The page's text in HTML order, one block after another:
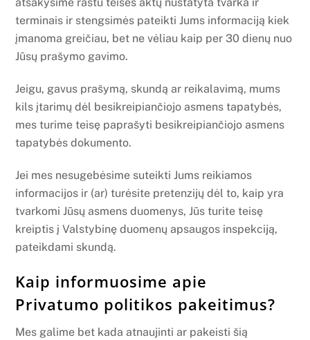
terminais ir stengsimės pateikti Jums informaciją kiek
įmanoma greičiau, bet ne vėliau kaip per 30 dienų nuo
Jūsų prašymo gavimo.
Jeigu, gavus prašymą, skundą ar reikalavimą, mums
kils įtarimų dėl besikreipiančiojo asmens tapatybės,
mes turime teisę paprašyti besikreipiančiojo asmens
tapatybės dokumento.
Jei mes nesugebėsime suteikti Jums reikiamos
informacijos ir (ar) turėsite pretenzijų dėl to, kaip yra
tvarkomi Jūsų asmens duomenys, Jūs turite teisę
kreiptis į Valstybinę duomenų apsaugos inspekciją,
pateikdami skundą.
Kaip informuosime apie
Privatumo politikos pakeitimus?
Mes galime bet kada atnaujinti ar pakeisti šią